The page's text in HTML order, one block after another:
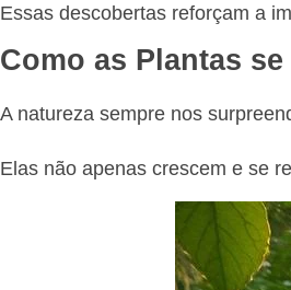
Essas descobertas reforçam a
Como as Plantas
A natureza sempre nos
Elas não apenas crescem e se